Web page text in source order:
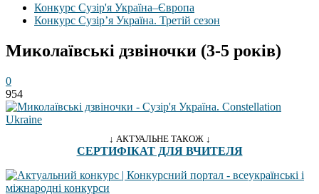
Конкурс Сузір'я Україна–Європа
Конкурс Сузір’я Україна. Третій сезон
Миколаївські дзвіночки (3-5 років)
0
954
↓ АКТУАЛЬНЕ ТАКОЖ ↓
СЕРТИФІКАТ ДЛЯ ВЧИТЕЛЯ